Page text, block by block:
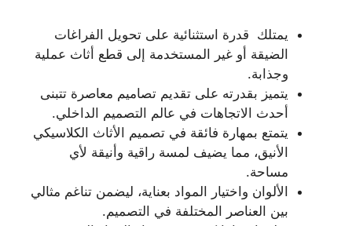
يمتلك قدرة استثنائية على تحويل الفراغات
الضيقة أو غير المستخدمة إلى قطع أثاث عملية
وجذابة.
يتميز بقدرته على تقديم تصاميم معاصرة تتبنى
أحدث الاتجاهات في عالم التصميم الداخلي.
يتمتع بمهارة فائقة في تصميم الأثاث الكلاسيكي
الأنيق، مما يضيف لمسة راقية وأنيقة لأي
مساحة.
الألوان واختيار المواد بعناية، ليضمن تناغم مثالي
بين العناصر المختلفة في التصميم.